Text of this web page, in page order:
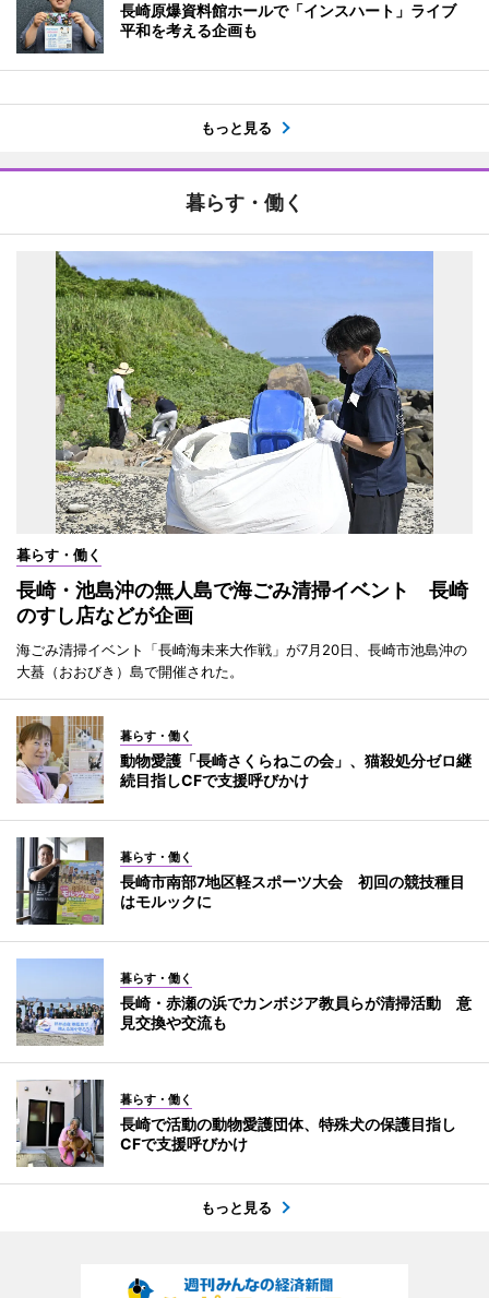
長崎原爆資料館ホールで「インスハート」ライブ
平和を考える企画も
もっと見る
暮らす・働く
暮らす・働く
長崎・池島沖の無人島で海ごみ清掃イベント 長崎
のすし店などが企画
海ごみ清掃イベント「長崎海未来大作戦」が7月20日、長崎市池島沖の
大蟇（おおびき）島で開催された。
暮らす・働く
動物愛護「長崎さくらねこの会」、猫殺処分ゼロ継
続目指しCFで支援呼びかけ
暮らす・働く
長崎市南部7地区軽スポーツ大会 初回の競技種目
はモルックに
暮らす・働く
長崎・赤瀬の浜でカンボジア教員らが清掃活動 意
見交換や交流も
暮らす・働く
長崎で活動の動物愛護団体、特殊犬の保護目指し
CFで支援呼びかけ
もっと見る